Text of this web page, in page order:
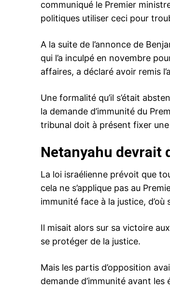
Israël: inculpé,
Le Premier
Netanyahu, pris
inculpation pour
cycle électoral
avocats. Cette
que les députés
dans la nuit…
In "Abraham
communiqué le Premier
politiques utiliser ceci pour
A la suite de l’annonce de
qui l’a inculpé en novembre
affaires, a déclaré avoir remis
Une formalité qu’il s’était
la demande d’immunité du
tribunal doit à présent fixer
Netanyahu devrait
La loi israélienne prévoit que
cela ne s’applique pas au
immunité face à la justice,
Il misait alors sur sa victoire
se protéger de la justice.
Mais les partis d’opposition
demande d’immunité avant